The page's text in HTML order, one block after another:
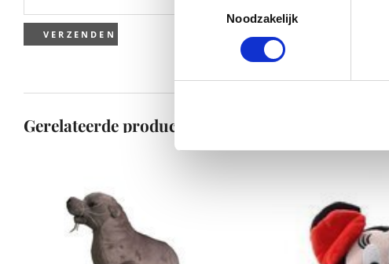
Noodzakelijk
Gerelateerde producten